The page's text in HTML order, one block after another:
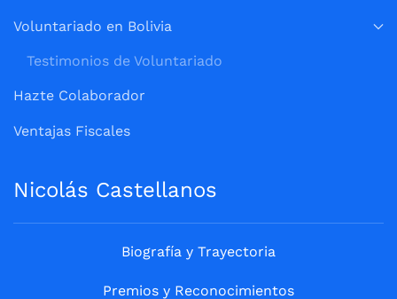
Voluntariado en Bolivia
Testimonios de Voluntariado
Hazte Colaborador
Ventajas Fiscales
Nicolás Castellanos
Biografía y Trayectoria
Premios y Reconocimientos